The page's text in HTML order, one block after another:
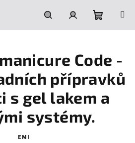
HledatPřihlášeníNákupní
košík
Code -
přípravků
s gel lakem a
systémy.
EMI